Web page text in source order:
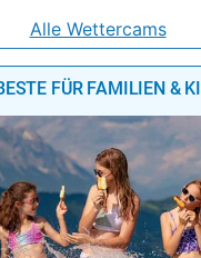
Alle Wettercams
FÜR FAMILIEN &